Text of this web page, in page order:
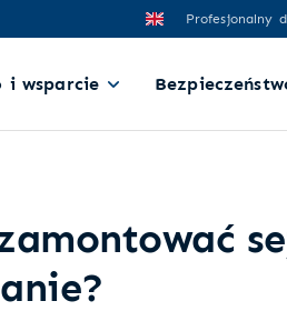
Profesjonalny
i wsparcie